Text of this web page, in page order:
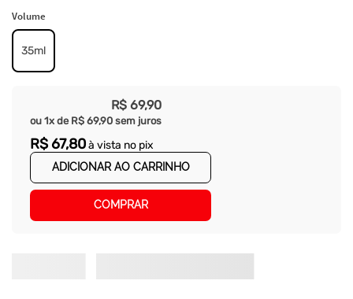
Volume
35ml
R$ 69,90
ou 1x de R$ 69,90 sem juros
R$67,80à vista no pix
ADICIONAR AO CARRINHO
COMPRAR